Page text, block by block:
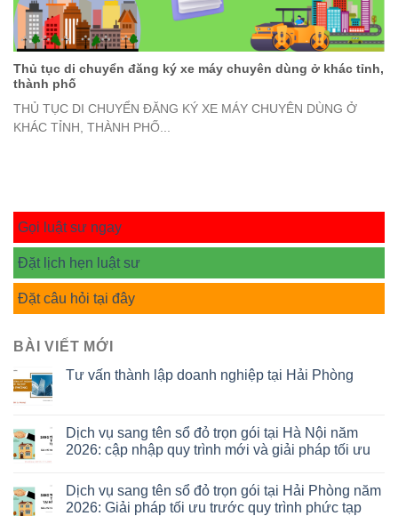
Thủ tục di chuyển đăng ký xe máy chuyên dùng ở khác tỉnh,
thành phố
THỦ TỤC DI CHUYỂN ĐĂNG KÝ XE MÁY CHUYÊN DÙNG Ở
KHÁC TỈNH, THÀNH PHỐ...
Gọi luật sư ngay
Đặt lịch hẹn luật sư
Đặt câu hỏi tại đây
BÀI VIẾT MỚI
Tư vấn thành lập doanh nghiệp tại Hải Phòng
Dịch vụ sang tên sổ đỏ trọn gói tại Hà Nội năm
2026: cập nhập quy trình mới và giải pháp tối ưu
Dịch vụ sang tên sổ đỏ trọn gói tại Hải Phòng năm
2026: Giải pháp tối ưu trước quy trình phức tạp